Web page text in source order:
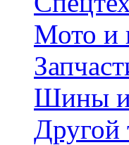
Мото и
Шины и
Другой